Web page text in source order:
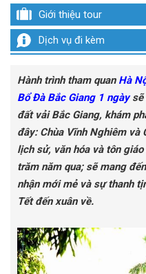
Giới thiệu tour
Dịch vụ đi kèm
Hành trình tham quan Hà
Bổ Đà Bắc Giang 1 ngàysẽ
đất vải Bắc Giang, khám
đây: Chùa Vĩnh Nghiêm
lịch sử, văn hóa và tôn
trăm năm qua; sẽ mang
nhận mới mẻ và sự thanh
Tết đến xuân về.